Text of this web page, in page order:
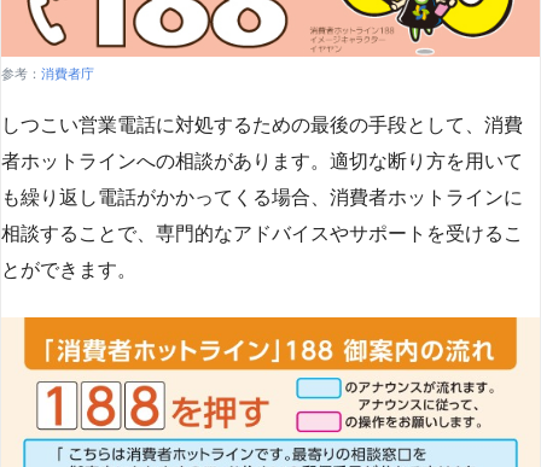
参考： 消費者庁
しつこい営業電話に対処するための最後の手段として、消費
者ホットラインへの相談があります。適切な断り方を用いて
も繰り返し電話がかかってくる場合、消費者ホットラインに
相談することで、専門的なアドバイスやサポートを受けるこ
とができます​​。